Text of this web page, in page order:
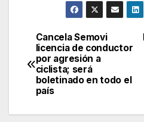
Navegación
de
entradas
Cancela Semovi
licencia de conductor
por agresión a
ciclista; será
boletinado en todo el
país